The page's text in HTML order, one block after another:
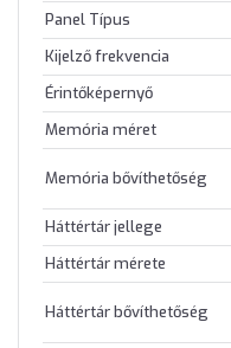
Panel Típus
Kijelző frekvencia
Érintőképernyő
Memória méret
Memória bővíthetőség
Háttértár jellege
Háttértár mérete
Háttértár bővíthetőség